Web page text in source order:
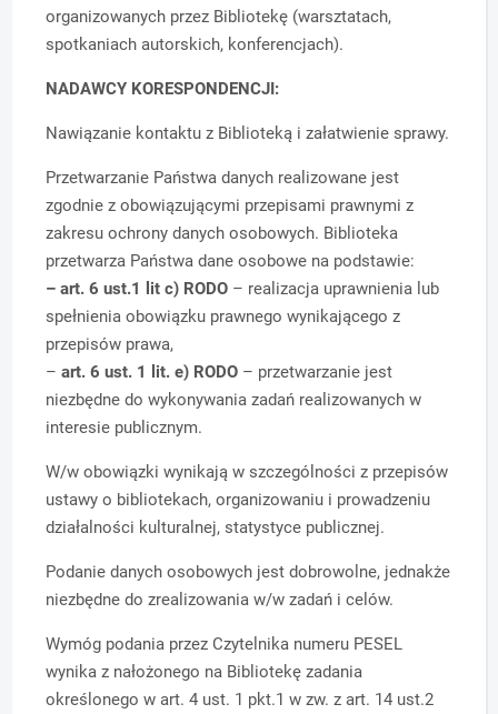
organizowanych przez Bibliotekę (warsztatach,
spotkaniach autorskich, konferencjach).
NADAWCY KORESPONDENCJI:
Nawiązanie kontaktu z Biblioteką i załatwienie sprawy.
Przetwarzanie Państwa danych realizowane jest
zgodnie z obowiązującymi przepisami prawnymi z
zakresu ochrony danych osobowych. Biblioteka
przetwarza Państwa dane osobowe na podstawie:
– art. 6 ust.1 lit c) RODO – realizacja uprawnienia lub
spełnienia obowiązku prawnego wynikającego z
przepisów prawa,
–art. 6 ust. 1 lit. e) RODO – przetwarzanie jest
niezbędne do wykonywania zadań realizowanych w
interesie publicznym.
W/w obowiązki wynikają w szczególności z przepisów
ustawy o bibliotekach, organizowaniu i prowadzeniu
działalności kulturalnej, statystyce publicznej.
Podanie danych osobowych jest dobrowolne, jednakże
niezbędne do zrealizowaniaw/w zadań i celów.
Wymóg podania przez Czytelnika numeru PESEL
wynika z nałożonego na Bibliotekę zadania
określonego w art. 4 ust. 1 pkt.1 w zw. z art. 14 ust.2